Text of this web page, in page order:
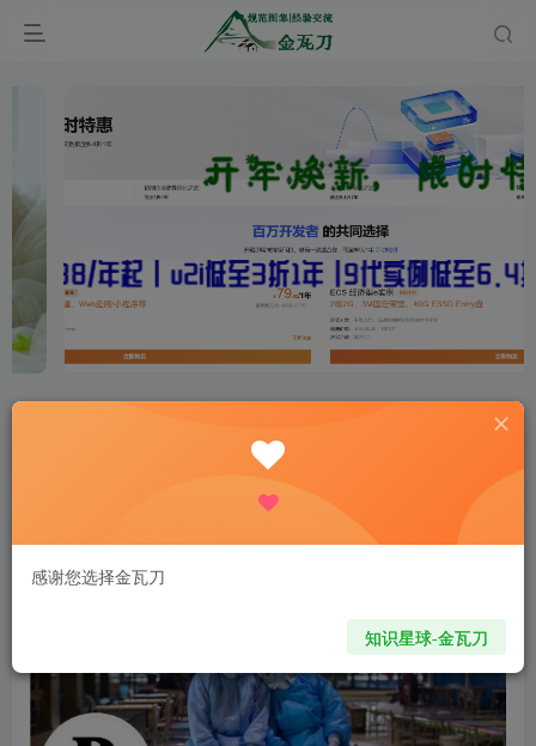
首页 新闻视界 正文
为感谢中国，意大利第二大报做出了“特别之举”
zjeenet 关注 私信
感谢您选择金瓦刀
知识星球-金瓦刀